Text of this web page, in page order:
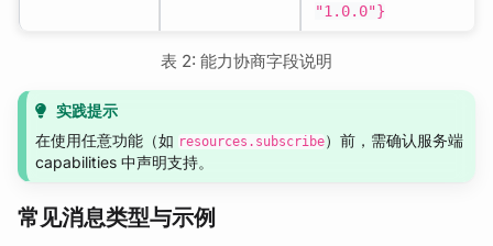
"1.0.0"}
表 2: 能力协商字段说明
实践提示
在使用任意功能（如 resources.subscribe）前，需确认服务端
capabilities 中声明支持。
常见消息类型与示例